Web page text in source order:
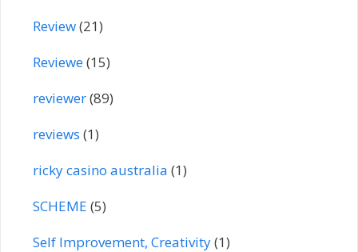
Review(21)
Reviewe(15)
reviewer(89)
reviews (1)
ricky casino australia (1)
SCHEME (5)
Self Improvement, Creativity(1)